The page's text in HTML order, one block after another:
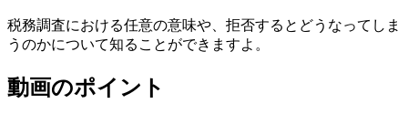
税務調査における任意の意味や、拒否するとどうなってしま
うのかについて知ることができますよ。
動画のポイント